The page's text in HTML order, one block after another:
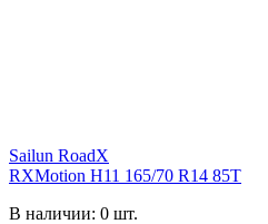
Sailun RoadX
RXMotion H11 165/70 R14 85T
В наличии: 0 шт.